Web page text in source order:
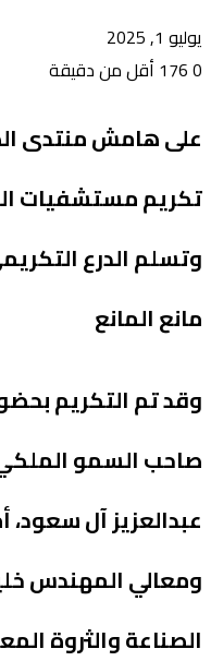
يوليو 1, 2025
0
أقل من دقيقة
تكريم مستشفيات
وتسلم الدرع
مانع المانع
وقد تم التكريم
صاحب السمو
عبدالعزيز آل سعود،
ومعالي المهندس
الصناعة والثروة